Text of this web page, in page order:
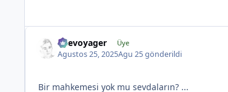
likevoyager Üye
Agustos 25, 2025Agu 25gönderildi
Bir mahkemesi yok mu sevdaların? ...